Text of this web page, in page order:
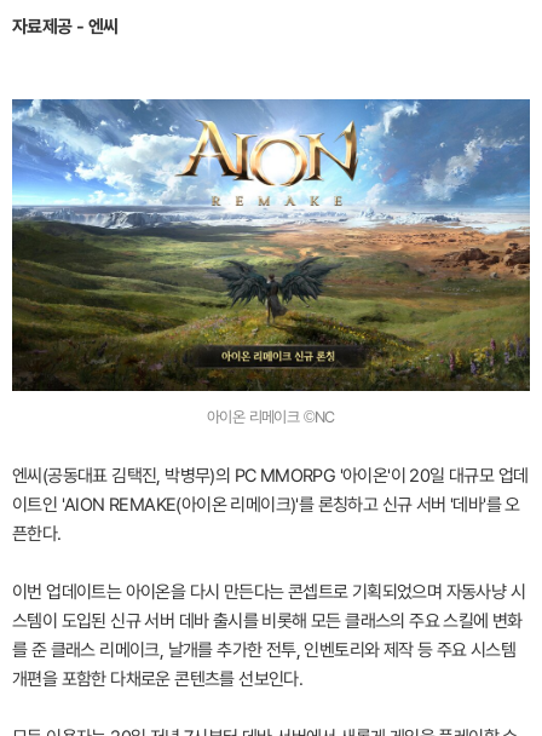
자료제공 - 엔씨
아이온 리메이크 ©NC
엔씨(공동대표 김택진, 박병무)의 PC MMORPG '아이온'이 20일 대규모 업데
이트인 'AION REMAKE(아이온 리메이크)'를 론칭하고 신규 서버 '데바'를 오
픈한다.
이번 업데이트는 아이온을 다시 만든다는 콘셉트로 기획되었으며 자동사냥 시
스템이 도입된 신규 서버 데바 출시를 비롯해 모든 클래스의 주요 스킬에 변화
를 준 클래스 리메이크, 날개를 추가한 전투, 인벤토리와 제작 등 주요 시스템
개편을 포함한 다채로운 콘텐츠를 선보인다.